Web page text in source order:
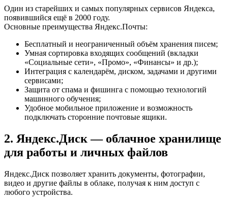
Один из старейших и самых популярных сервисов Яндекса,
появившийся ещё в 2000 году.
Основные преимущества Яндекс.Почты:
Бесплатный и неограниченный объём хранения писем;
Умная сортировка входящих сообщений (вкладки
«Социальные сети», «Промо», «Финансы» и др.);
Интеграция с календарём, диском, задачами и другими
сервисами;
Защита от спама и фишинга с помощью технологий
машинного обучения;
Удобное мобильное приложение и возможность
подключать сторонние почтовые ящики.
2. Яндекс.Диск — облачное хранилище
для работы и личных файлов
Яндекс.Диск позволяет хранить документы, фотографии,
видео и другие файлы в облаке, получая к ним доступ с
любого устройства.